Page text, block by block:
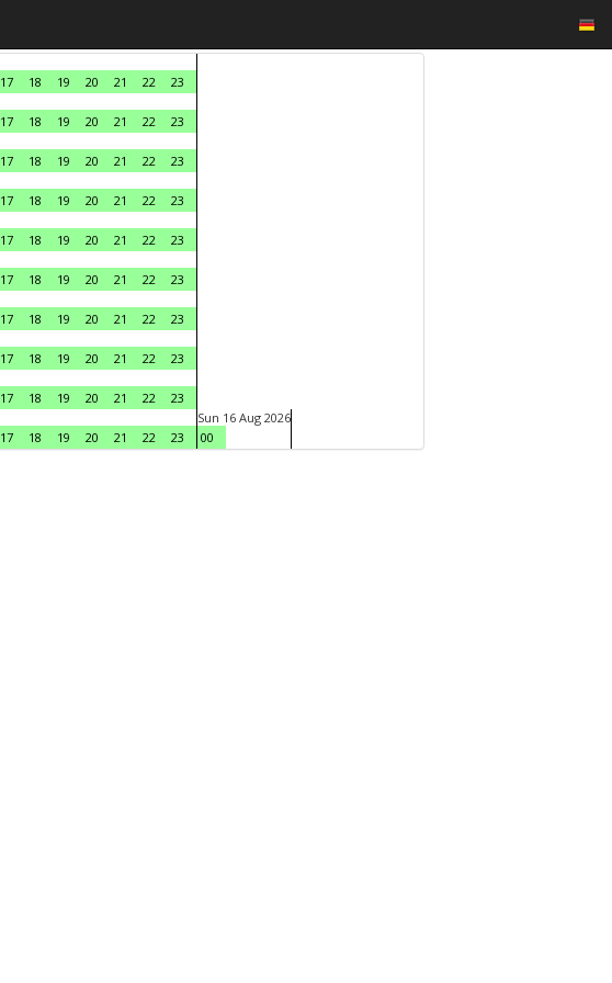
17 18 19 20 21 22
23
17 18 19 20 21 22
23
17 18 19 20 21 22
23
17 18 19 20 21 22
23
17 18 19 20 21 22
23
17 18 19 20 21 22
23
17 18 19 20 21 22
23
17 18 19 20 21 22
23
17 18 19 20 21 22
23
17 18 19 20 21 22 23
Sun 16 Aug 2026
00